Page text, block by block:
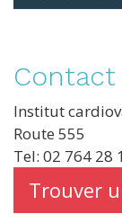
Institut
Route 555
Tel: 02 764 28
Trouver